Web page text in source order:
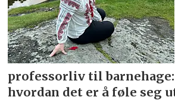
professorliv til barnehage:
hvordan det er å føle seg